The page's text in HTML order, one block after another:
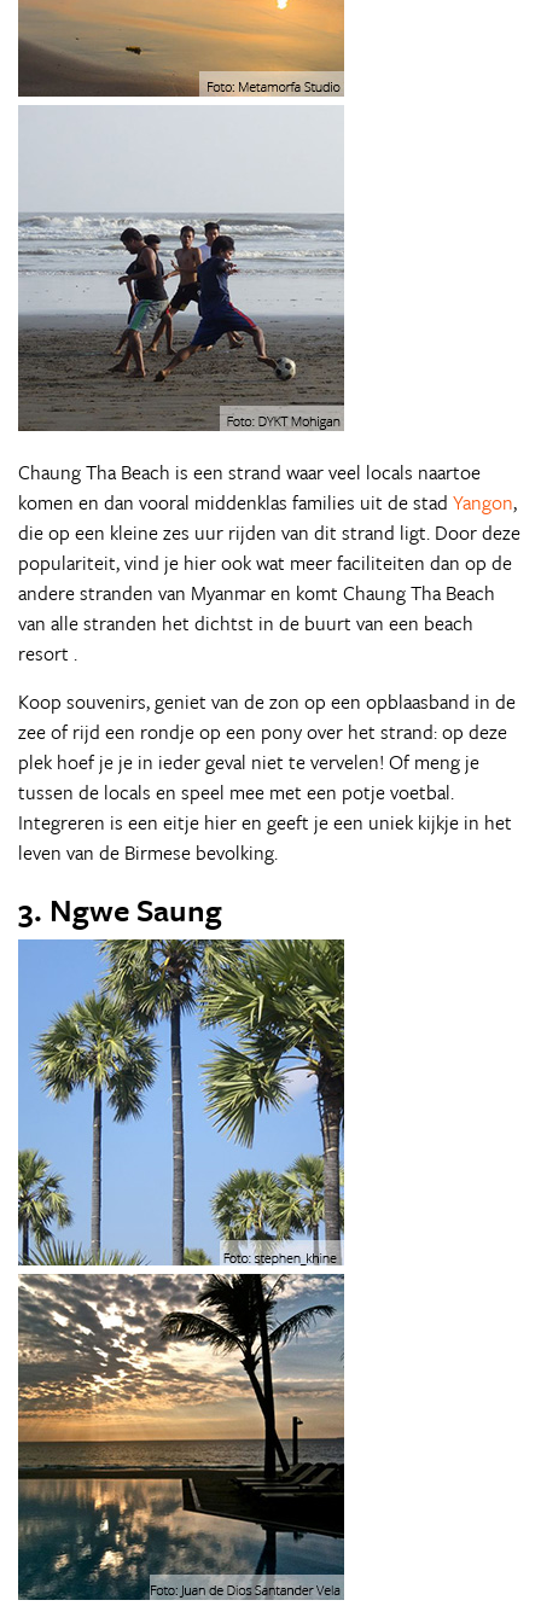
Chaung Tha Beach is een strand waar veel locals naartoe
komen en dan vooral middenklas families uit de stad Yangon,
die op een kleine zes uur rijden van dit strand ligt. Door deze
populariteit, vind je hier ook wat meer faciliteiten dan op de
andere stranden van Myanmar en komt Chaung Tha Beach
van alle stranden het dichtst in de buurt van een beach
resort .
Koop souvenirs, geniet van de zon op een opblaasband in de
zee of rijd een rondje op een pony over het strand: op deze
plek hoef je je in ieder geval niet te vervelen! Of meng je
tussen de locals en speel mee met een potje voetbal.
Integreren is een eitje hier en geeft je een uniek kijkje in het
leven van de Birmese bevolking.
3. Ngwe Saung